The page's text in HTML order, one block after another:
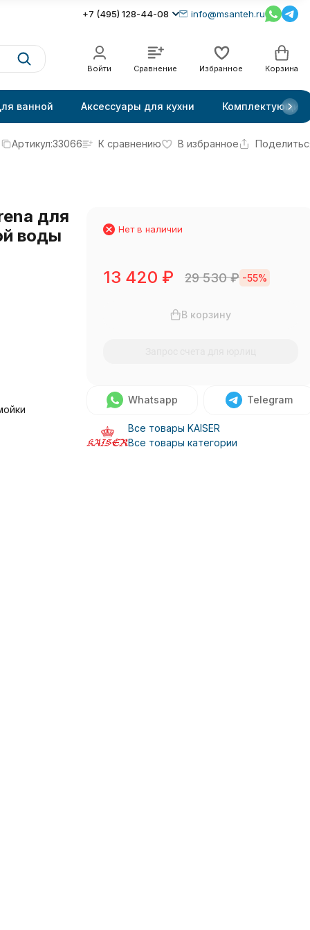
+7 (495) 128-44-08 info@msanteh.ru
Войти Сравнение Избранное Корзина
ванной Аксессуары для кухни Комплектующие
Артикул:33066 К сравнению В избранное
для
воды
Нет в наличии
13 420 ₽ 29 530₽ -55%
В корзину
Whatsapp Telegram
Все товары KAISER
Все товары категории